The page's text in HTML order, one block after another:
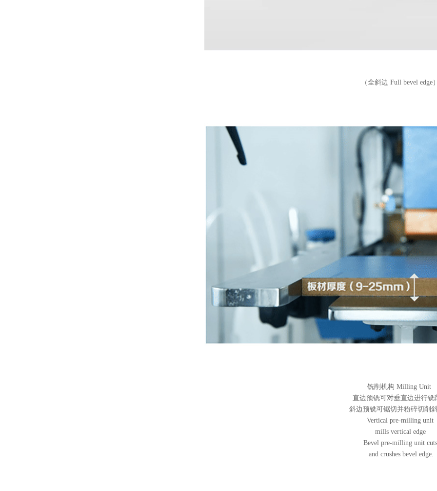
（全斜边 Full bevel edge
铣削机构 Milling Unit
直边预铣可对垂直边进行铣
斜边预铣可锯切并粉碎切削
Vertical pre-milling unit
mills vertical edge
Bevel pre-milling unit cuts
and crushes bevel edge.